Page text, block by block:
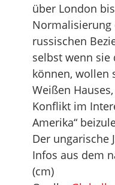
über London
Normalisierung
russischen
selbst wenn
können, wollen
Weißen
Konflikt im
Amerika“
Der ungarische
Infos aus dem
(cm)